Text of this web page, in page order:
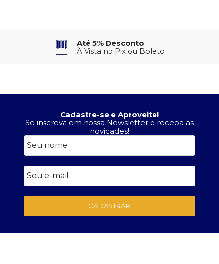
Até 5% Desconto
À Vista no Pix ou Boleto
Cadastre-se e Aproveite!
Se inscreva em nossa Newsletter e receba as
novidades!
CADASTRAR